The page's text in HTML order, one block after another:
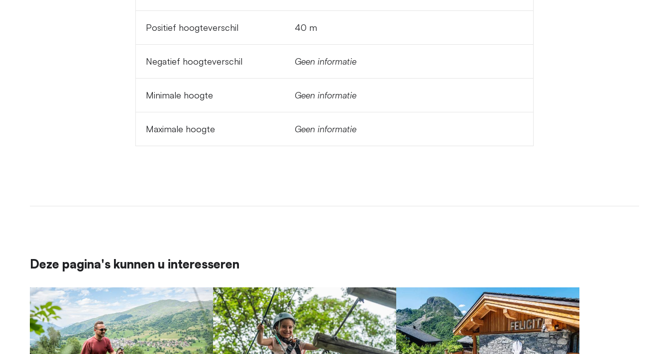
Positief hoogteverschil 40 m
Negatief hoogteverschil Geen informatie
Minimale hoogte Geen informatie
Maximale hoogte Geen informatie
Deze pagina's kunnen u interesseren